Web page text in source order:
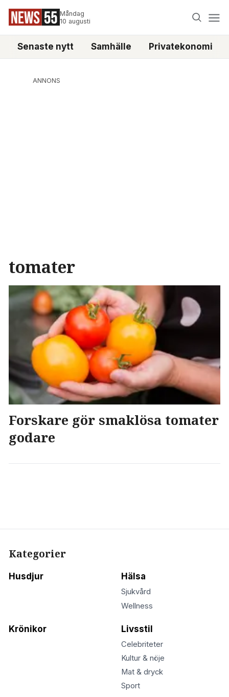
Måndag
10 augusti
Senaste nytt Samhälle Privatekonomi
ANNONS
tomater
Forskare gör smaklösa tomater
godare
Kategorier
Husdjur Hälsa
Sjukvård
Wellness
Krönikor Livsstil
Celebriteter
Kultur & nöje
Mat & dryck
Sport